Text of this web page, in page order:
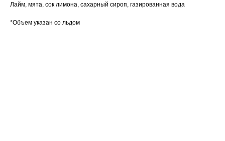
Лайм, мята, сок лимона, сахарный сироп, газированная вода
*Объем указан со льдом